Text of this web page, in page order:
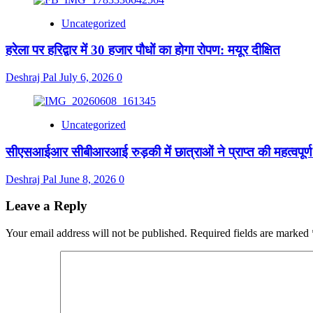
Uncategorized
हरेला पर हरिद्वार में 30 हजार पौधों का होगा रोपण: मयूर दीक्षित
Deshraj Pal July 6, 2026 0
Uncategorized
सीएसआईआर सीबीआरआई रुड़की में छात्राओं ने प्राप्त की महत्वपूर्ण
Deshraj Pal June 8, 2026 0
Leave a Reply
Your email address will not be published. Required fields are marked